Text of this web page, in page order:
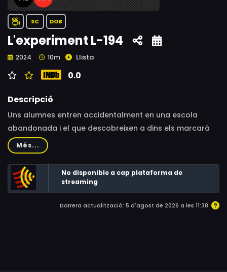
SC DOB
L'experiment L-194
2024 10m Llista
0.0
Descripció
Uns alumnes entren accidentalment en una escola
abandonada i el que descobreixen a dins els marcarà
per sempre.
Més...
No disponible a cap plataforma de
streaming
Darrera actualització: 5 d'agost de 2026 a les 11:38